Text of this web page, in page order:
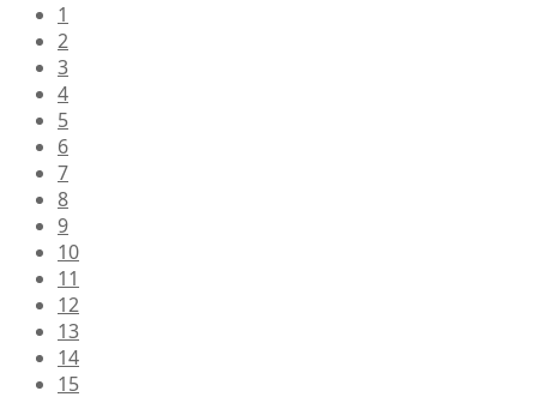
1
2
3
4
5
6
7
8
9
10
11
12
13
14
15